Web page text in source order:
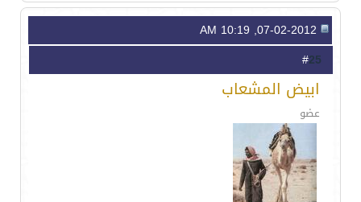
25
ابيض المشعاب
عضو